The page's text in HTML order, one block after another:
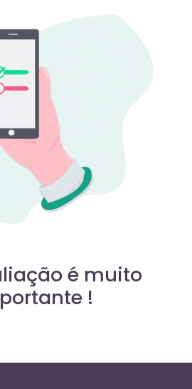
é muito
!